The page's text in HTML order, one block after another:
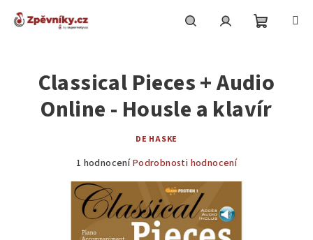
košík
Classical Pieces + Audio
Online - Housle a klavír
DE HASKE
Průměrné
produktu
je
5,0
1 hodnoceníPodrobnosti hodnocení